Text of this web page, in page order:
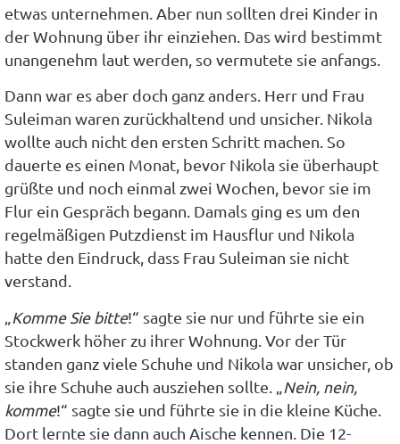
etwas unternehmen. Aber nun sollten drei Kinder in
der Wohnung über ihr einziehen. Das wird bestimmt
unangenehm laut werden, so vermutete sie anfangs.
Dann war es aber doch ganz anders. Herr und Frau
Suleiman waren zurückhaltend und unsicher. Nikola
wollte auch nicht den ersten Schritt machen. So
dauerte es einen Monat, bevor Nikola sie überhaupt
grüßte und noch einmal zwei Wochen, bevor sie im
Flur ein Gespräch begann. Damals ging es um den
regelmäßigen Putzdienst im Hausflur und Nikola
hatte den Eindruck, dass Frau Suleiman sie nicht
verstand.
Komme Sie bitte!“ sagte sie nur und führte sie ein
Stockwerk höher zu ihrer Wohnung. Vor der Tür
standen ganz viele Schuhe und Nikola war unsicher, ob
sie ihre Schuhe auch ausziehen sollte. „ Nein, nein,
komme!“ sagte sie und führte sie in die kleine Küche.
Dort lernte sie dann auch Aische kennen. Die 12-